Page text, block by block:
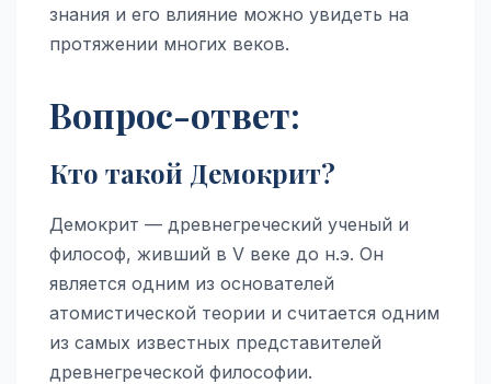
знания и его влияние можно увидеть на
протяжении многих веков.
Вопрос-ответ:
Кто такой Демокрит?
Демокрит — древнегреческий ученый и
философ, живший в V веке до н.э. Он
является одним из основателей
атомистической теории и считается одним
из самых известных представителей
древнегреческой философии.